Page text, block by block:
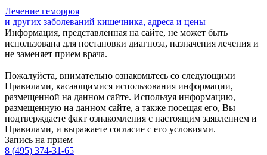
Лечение геморроя
и других заболеваний кишечника, адреса и цены
Информация, представленная на сайте, не может быть
использована для постановки диагноза, назначения лечения и
не заменяет прием врача.
Пожалуйста, внимательно ознакомьтесь со следующими
Правилами, касающимися использования информации,
размещенной на данном сайте. Используя информацию,
размещенную на данном сайте, а также посещая его, Вы
подтверждаете факт ознакомления с настоящим заявлением и
Правилами, и выражаете согласие с его условиями.
Запись на прием
8 (495) 374-31-65